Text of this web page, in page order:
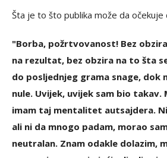
Šta je to što publika može da očekuje
"Borba, požrtvovanost! Bez
na rezultat, bez obzira na to šta
do posljednjeg grama snage, dok
nule. Uvijek, uvijek sam bio takav.
imam taj mentalitet autsajdera.
ali ni da mnogo padam, morao
neutralan. Znam odakle dolazim,